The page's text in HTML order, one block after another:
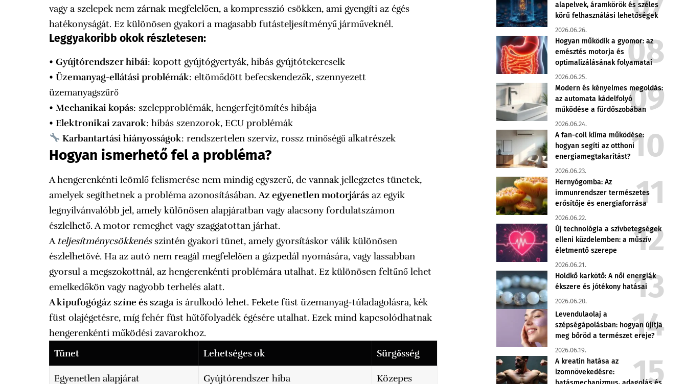
vagy a szelepek nem zárnak megfelelően, a kompresszió csökken, ami gyengíti az égés
hatékonyságát. Ez különösen gyakori a magasabb futásteljesítményű járműveknél.
Leggyakoribb okok részletesen:
•Gyújtórendszer hibái: kopott gyújtógyertyák, hibás gyújtótekercselk
•Üzemanyag-ellátási problémák: eltömődött befecskendezők, szennyezett
üzemanyagszűrő
•Mechanikai kopás: szelepproblémák, hengerfejtömítés hibája
•Elektronikai zavarok: hibás szenzorok, ECU problémák
Karbantartási hiányosságok: rendszertelen szerviz, rossz minőségű alkatrészek
Hogyan ismerhető fel a probléma?
A hengerenkénti leömlő felismerése nem mindig egyszerű, de vannak jellegzetes tünetek,
amelyek segíthetnek a probléma azonosításában.Az egyenetlen motorjárás az egyik
legnyilvánvalóbb jel, amely különösen alapjáratban vagy alacsony fordulatszámon
észlelhető. A motor remeghet vagy szaggatottan járhat.
A teljesítménycsökkenésszintén gyakori tünet, amely gyorsításkor válik különösen
észlelhetővé. Ha az autó nem reagál megfelelően a gázpedál nyomására, vagy lassabban
gyorsul a megszokottnál, az hengerenkénti problémára utalhat. Ez különösen feltűnő lehet
emelkedőkön vagy nagyobb terhelés alatt.
A kipufogógáz színe és szagais árulkodó lehet. Fekete füst üzemanyag-túladagolásra, kék
füst olajégetésre, míg fehér füst hűtőfolyadék égésére utalhat. Ezek mind kapcsolódhatnak
hengerenkénti működési zavarokhoz.
Tünet
Lehetséges ok Sürgősség
Egyenetlen alapjárat Gyújtórendszer hiba Közepes
alapelvek, áramkörök és széles
körű felhasználási lehetőségek
2026.06.26.
Hogyan működik a gyomor: az
emésztés motorja és
optimalizálásának folyamatai
2026.06.25.
Modern és kényelmes megoldás:
az automata kádelfolyó
működése a fürdőszobában
2026.06.24.
A fan-coil klíma működése:
hogyan segíti az otthoni
energiamegtakarítást?
2026.06.23.
Hernyógomba: Az
immunrendszer természetes
erősítője és energiaforrása
2026.06.22.
Új technológia a szívbetegségek
elleni küzdelemben: a műszív
életmentő szerepe
2026.06.21.
Holdkő karkötő: A női energiák
ékszere és jótékony hatásai
2026.06.20.
Levendulaolaj a
szépségápolásban: hogyan újítja
meg bőröd a természet ereje?
2026.06.19.
A kreatin hatása az
izomnövekedésre: